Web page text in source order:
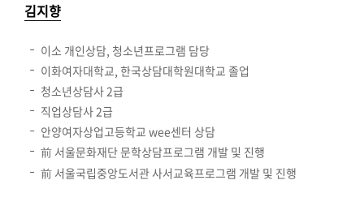
김지향
이소 개인상담, 청소년프로그램 담당
이화여자대학교, 한국상담대학원대학교 졸업
청소년상담사 2급
직업상담사 2급
안양여자상업고등학교 wee센터 상담
前 서울문화재단 문학상담프로그램 개발 및 진행
前 서울국립중앙도서관 사서교육프로그램 개발 및 진행